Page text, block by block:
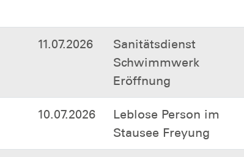
11.07.2026
Sanitätsdienst
Schwimmwerk
Eröffnung
10.07.2026
Leblose Person im
Stausee Freyung